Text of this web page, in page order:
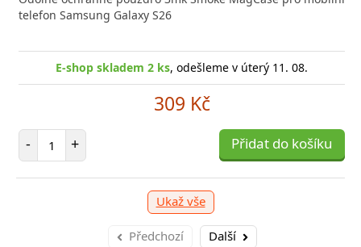
telefon Samsung Galaxy S26
E-shop skladem 2 ks, odešleme v úterý 11. 08.
309 Kč
- Počet položek
+ Přidat do košíku
Ukaž vše
Předchozí Další
technologií, která
shop skladem 1 ks, odešleme v úterý 11. 08.
1 039 Kč
položek Přidat do košíku
E-
-